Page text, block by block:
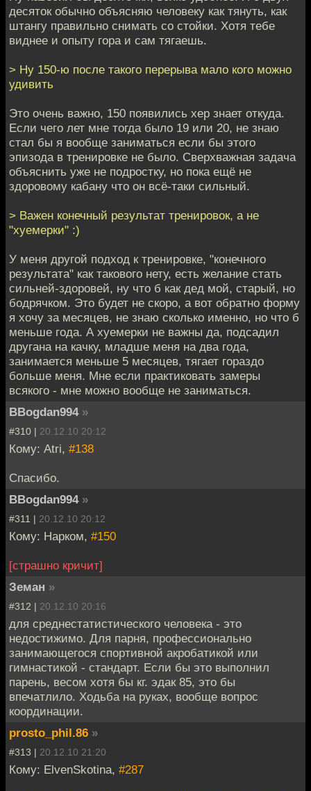
десяток обычно объясняю человеку как тянуть, как
штангу правильно снимать со стойки. Хотя тебе
виднее и опыту гора и сам тягаешь.
> Ну 150-ю после такого перерыва мало кого можно
удивить
Это очень важно, 150 появились хер знает откуда.
Если чего лет мне тогда было 19 или 20, не знаю
стал бы я вообще заниматься если бы этого
эпизода в тренировке не было. Сверхважная задача
объяснить уже не подростку, но пока ещё не
здоровому кабану что он всё-таки сильный.
> Важен конечный результат тренировок, а не
"хуемерки" :)
У меня другой подход к тренировке, "конечного
результата" как такового нету, есть желание стать
сильней-здоровей, ну что б как дед мой, старый, но
бодрячком. Это будет не скоро, а вот обратно форму
я хочу за месяцев, не знаю сколько именно, но что б
меньше года. А хуемерки не важны да, подсадил
другана на качку, младше меня на два года,
занимается меньше 5 месяцев, тягает гораздо
больше меня. Мне если практиковать замеры
всякого - мне можно вообще не заниматься.
BBogdan994 »
#310 | 20.12.10 20:12
Кому: Atri, #138
Спасибо.
BBogdan994 »
#311 | 20.12.10 20:12
Кому: Нарком, #150
[страшно кричит]
Земан »
#312 | 20.12.10 20:16
для среднестатистического человека - это
недостижимо. Для парня, профессионально
занимающегося спортивной акробатикой или
гимнастикой - стандарт. Если бы это выполнил
парень, весом хотя бы кг. эдак 85, это бы
впечатлило. Ходьба на руках, вообще вопрос
координации.
prosto_phil.86 »
#313 | 20.12.10 21:20
Кому: ElvenSkotina, #287